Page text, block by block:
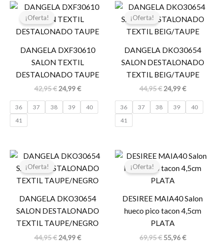
¡Oferta!
DANGELA DXF30610
SALON TEXTIL
DESTALONADO TAUPE
42,95€
El
original
era:
24,99€
El
actual
es:
36 37 38 39
40
41
¡Oferta!
DANGELA DKO30654
SALON DESTALONADO
TEXTIL BEIG/TAUPE
44,95€
El
original
era:
24,99€
El
actual
es:
36 37 38 39
40
41
¡Oferta!
DANGELA DKO30654
SALON DESTALONADO
TEXTIL TAUPE/NEGRO
44,95€
El
original
era:
24,99€
El
actual
es:
¡Oferta!
DESIREE MAIA40 Salon
hueco pico tacon 4,5cm
PLATA
69,95€
El
original
era:
55,96€
El
actual